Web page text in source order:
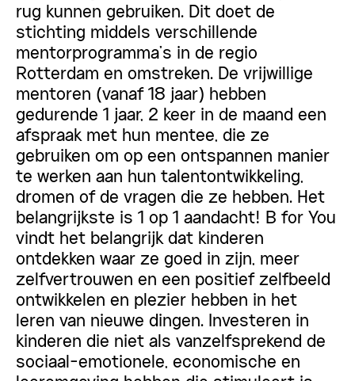
rug kunnen gebruiken. Dit doet de
stichting middels verschillende
mentorprogramma’s in de regio
Rotterdam en omstreken. De vrijwillige
mentoren (vanaf 18 jaar) hebben
gedurende 1 jaar, 2 keer in de maand een
afspraak met hun mentee, die ze
gebruiken om op een ontspannen manier
te werken aan hun talentontwikkeling,
dromen of de vragen die ze hebben. Het
belangrijkste is 1 op 1 aandacht! B for You
vindt het belangrijk dat kinderen
ontdekken waar ze goed in zijn, meer
zelfvertrouwen en een positief zelfbeeld
ontwikkelen en plezier hebben in het
leren van nieuwe dingen. Investeren in
kinderen die niet als vanzelfsprekend de
sociaal-emotionele, economische en